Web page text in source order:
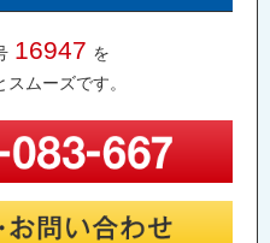
16947 を
ムーズです。